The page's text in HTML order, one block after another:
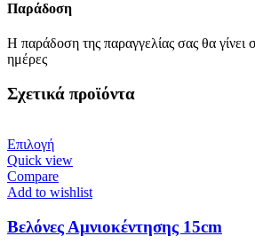
Παράδοση
Η παράδοση της παραγγελίας σας θα γίνει
ημέρες
Σχετικά προϊόντα
Επιλογή
Quick view
Compare
Add to wishlist
Βελόνες Αμνιοκέντησης 15cm